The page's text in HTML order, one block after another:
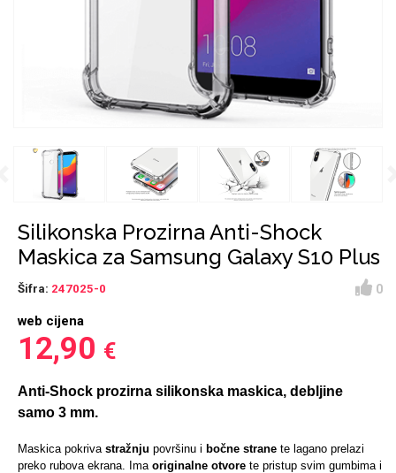
Silikonska Prozirna Anti-Shock
Maskica za Samsung Galaxy S10 Plus
Šifra: 247025-0
0
web cijena
12,90 €
Anti-Shock prozirna silikonska maskica, debljine
samo 3 mm.
Maskica pokriva stražnju površinu i bočne strane te lagano prelazi
preko rubova ekrana. Ima originalne otvore te pristup svim gumbima i
Šaljivi motivi
Croatos
Najprodavanije - TOP
Gym
Samsung
Xiaomi Punjači za mobitel
Spigen maskice
Huawei
Držači za ruku
Ostali držači
HDMI kabel
AUX kablovi Adapteri za mobitel
HI-FI linije